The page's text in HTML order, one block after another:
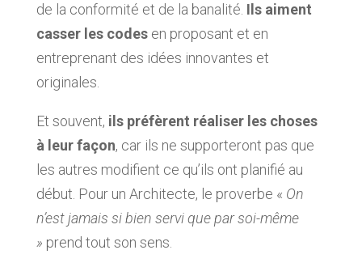
de la conformité et de la banalité. Ils aiment
casser les codesen proposant et en
entreprenant des idées innovantes et
originales.
Et souvent, ils préfèrent réaliser les choses
à leur façon, car ils ne supporteront pas que
les autres modifient ce qu’ils ont planifié au
début. Pour un Architecte, le proverbe « On
n’est jamais si bien servi que par soi-même
» prend tout son sens.